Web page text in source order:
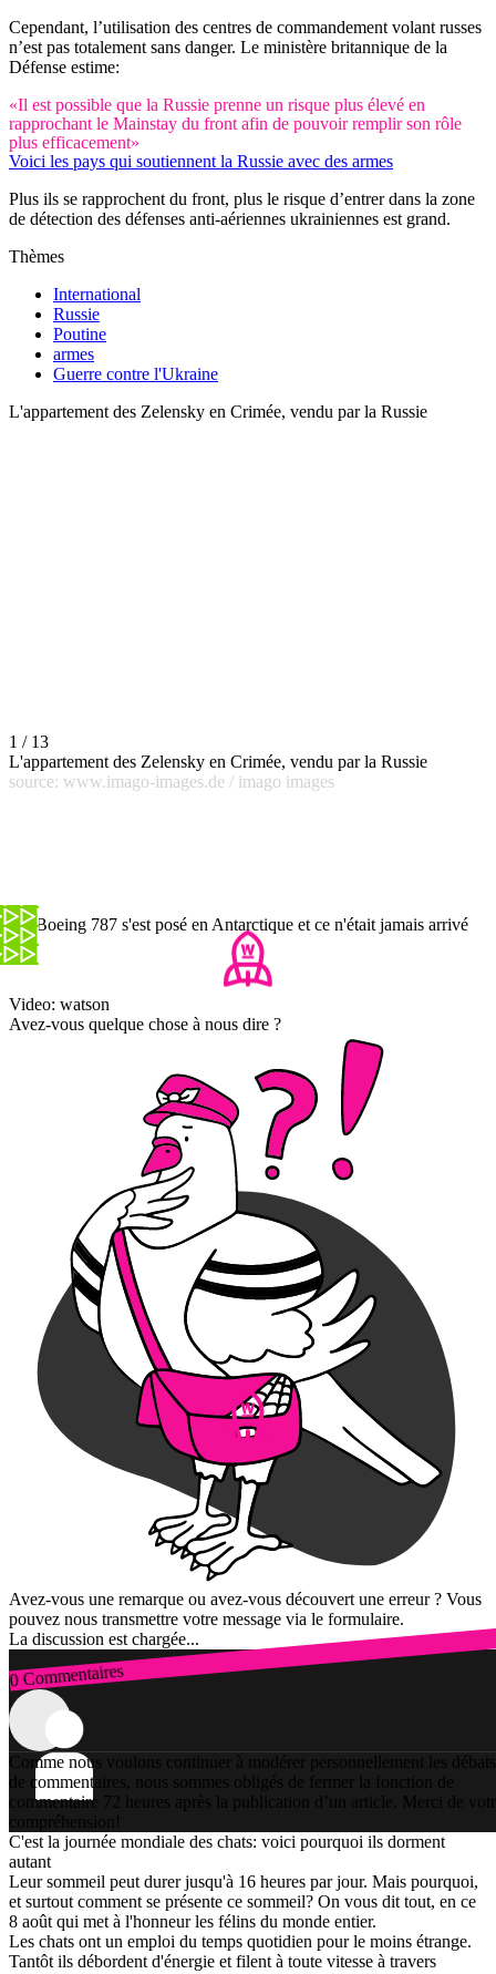
Cependant, l’utilisation des centres de commandement volant russes
n’est pas totalement sans danger. Le ministère britannique de la
Défense estime:
«Il est possible que la Russie prenne un risque plus élevé en
rapprochant le Mainstay du front afin de pouvoir remplir son rôle
plus efficacement»
Voici les pays qui soutiennent la Russie avec des armes
Plus ils se rapprochent du front, plus le risque d’entrer dans la zone
de détection des défenses anti-aériennes ukrainiennes est grand.
Thèmes
International
Russie
Poutine
armes
Guerre contre l'Ukraine
L'appartement des Zelensky en Crimée, vendu par la Russie
1 / 13
L'appartement des Zelensky en Crimée, vendu par la Russie
source: www.imago-images.de / imago images
Un Boeing 787 s'est posé en Antarctique et ce n'était jamais arrivé
Video: watson
Avez-vous quelque chose à nous dire ?
Avez-vous une remarque ou avez-vous découvert une erreur ? Vous
pouvez nous transmettre votre message via le formulaire.
La discussion est chargée...
0 Commentaires
Connexion
Comme nous voulons continuer à modérer personnellement les débats
de commentaires, nous sommes obligés de fermer la fonction de
commentaire 72 heures après la publication d’un article. Merci de
compréhension!
C'est la journée mondiale des chats: voici pourquoi ils dorment
autant
Leur sommeil peut durer jusqu'à 16 heures par jour. Mais pourquoi,
et surtout comment se présente ce sommeil? On vous dit tout, en ce
8 août qui met à l'honneur les félins du monde entier.
Les chats ont un emploi du temps quotidien pour le moins étrange.
Tantôt ils débordent d'énergie et filent à toute vitesse à travers